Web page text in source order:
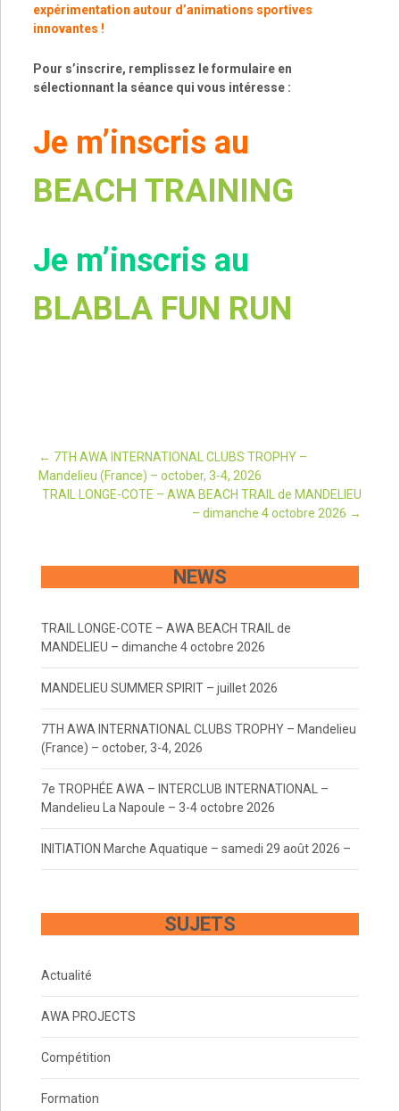
expérimentation autour d’animations sportives
innovantes !
Pour s’inscrire, remplissez le formulaire en
sélectionnant la séance qui vous intéresse :
Je m’inscris au
BEACH TRAINING
Je m’inscris au
BLABLA FUN RUN
Post
navigation
← 7TH AWA INTERNATIONAL CLUBS TROPHY –
Mandelieu (France) – october, 3-4, 2026
TRAIL LONGE-COTE – AWA BEACH TRAIL de MANDELIEU
– dimanche 4 octobre 2026 →
NEWS
TRAIL LONGE-COTE – AWA BEACH TRAIL de
MANDELIEU – dimanche 4 octobre 2026
MANDELIEU SUMMER SPIRIT – juillet 2026
7TH AWA INTERNATIONAL CLUBS TROPHY – Mandelieu
(France) – october, 3-4, 2026
7e TROPHÉE AWA – INTERCLUB INTERNATIONAL –
Mandelieu La Napoule – 3-4 octobre 2026
INITIATION Marche Aquatique – samedi 29 août 2026 –
SUJETS
Actualité
AWA PROJECTS
Compétition
Formation